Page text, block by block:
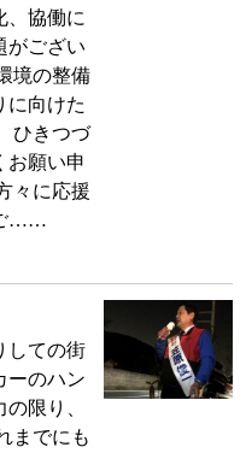
、協働に
がござい
境の整備
に向けた
ひきつづ
お願い申
々に応援
……
しての街
ーのハン
限り、
までにも